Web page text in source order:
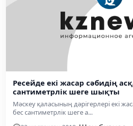
Ресейде екі жасар сәбидің
сантиметрлік шеге шықты
Мәскеу қаласының дәрігерлері екі
бес сантиметрлік шеге а...